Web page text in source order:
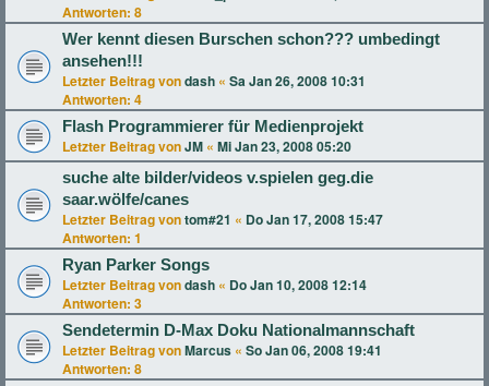
Antworten: 8
Wer kennt diesen Burschen schon??? umbedingt
ansehen!!!
Letzter Beitrag vondash « Sa Jan 26, 2008 10:31
Antworten: 4
Flash Programmierer für Medienprojekt
Letzter Beitrag vonJM « Mi Jan 23, 2008 05:20
suche alte bilder/videos v.spielen geg.die
saar.wölfe/canes
Letzter Beitrag vontom#21 « Do Jan 17, 2008 15:47
Antworten: 1
Ryan Parker Songs
Letzter Beitrag vondash « Do Jan 10, 2008 12:14
Antworten: 3
Sendetermin D-Max Doku Nationalmannschaft
Letzter Beitrag vonMarcus « So Jan 06, 2008 19:41
Antworten: 8